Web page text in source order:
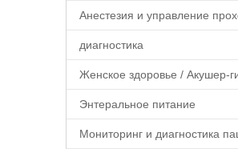
диагностика
Энтеральное питание